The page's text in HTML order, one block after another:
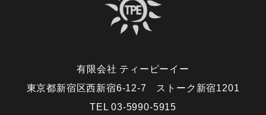
有限会社 ティーピーイー
東京都新宿区西新宿6-12-7 ストーク新宿1201
TEL 03-5990-5915